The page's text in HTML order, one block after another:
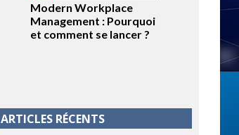
Modern Workplace
Management : Pourquoi
et comment se lancer ?
ARTICLES RÉCENTS